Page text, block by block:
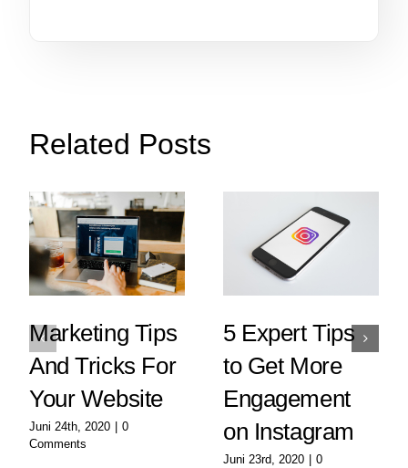
Related Posts
Marketing Tips
And Tricks For
Your Website
Juni 24th, 2020
0
Comments
5 Expert Tips
to Get More
Engagement
on Instagram
Juni 23rd, 2020
0